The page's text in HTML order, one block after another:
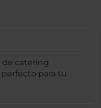
de catering
para tu